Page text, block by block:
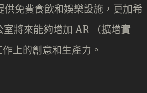
免費食飲和娛樂設施，更加希
將來能夠增加 AR （擴增實
上的創意和生產力。